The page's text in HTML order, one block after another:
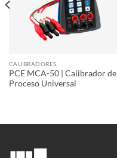
CALIBRADORES
PCE MCA-50 | Calibrador de
Proceso Universal